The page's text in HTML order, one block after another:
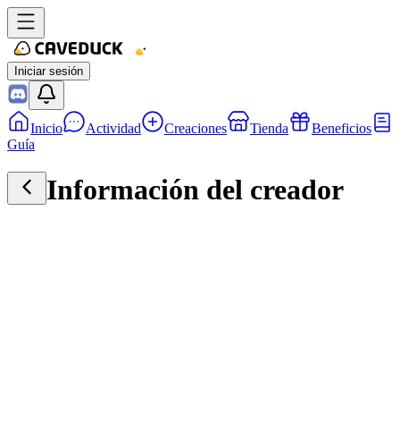
Iniciar sesión
Inicio Actividad Creaciones Tienda
Beneficios
Guía
Información del creador